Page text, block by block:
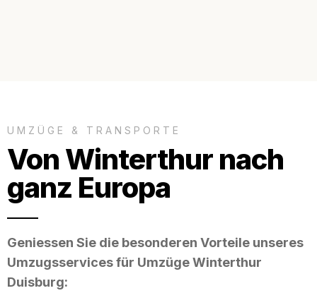
UMZÜGE & TRANSPORTE
Von Winterthur nach
ganz Europa
Geniessen Sie die besonderen Vorteile unseres
Umzugsservices für Umzüge Winterthur
Duisburg: